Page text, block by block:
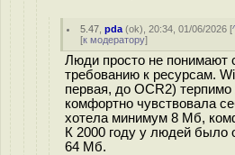
5.47 ,pda (ok), 20:34, 01/06/2026 [
[к модератору]
Люди просто не понимают
требованию к ресурсам.
первая, до OCR2)
комфортно чувствовала
хотела минимум 8 Мб,
К 2000 году у людей было
64 Мб.